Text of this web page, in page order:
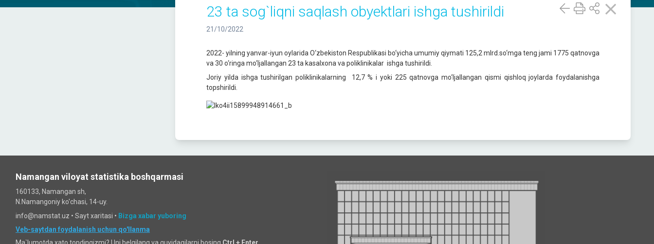
23 ta sog`liqni saqlash obyektlari ishga tushirildi
21/10/2022
2022- yilning yanvar-iyun oylarida O‘zbekiston Respublikasi bo‘yicha umumiy qiymati 125,2 mlrd.so‘mga teng jami 1775 qatnovga
va 30 o‘ringa mo‘ljallangan 23 ta kasalxona va poliklinikalar ishga tushirildi.
Joriy yilda ishga tushirilgan poliklinikalarning 12,7 % i yoki 225 qatnovga mo‘ljallangan qismi qishloq joylarda foydalanishga
topshirildi.
Namangan viloyat statistika boshqarmasi
160133, Namangan sh,
N.Namangoniy ko'chasi, 14-uy.
info@namstat.uz • Sayt xaritasi • Bizga xabar yuboring
Veb-saytdan foydalanish uchun qo'llanma